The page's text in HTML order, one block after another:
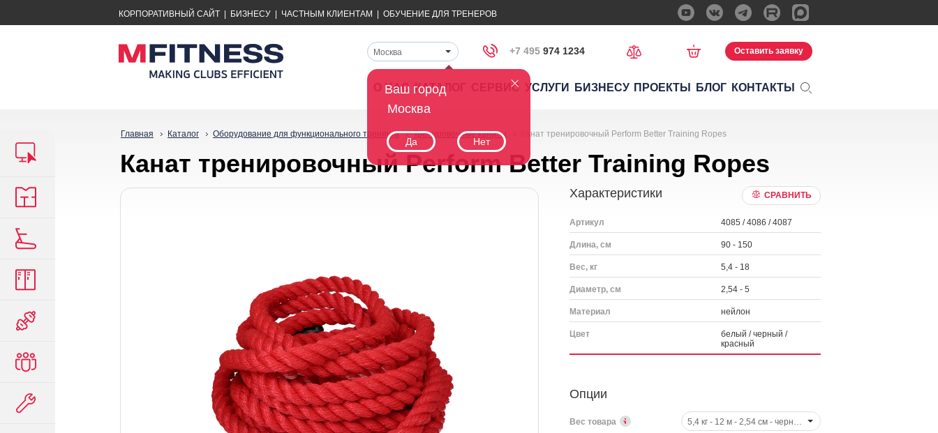
КОРПОРАТИВНЫЙ САЙТ БИЗНЕСУ ЧАСТНЫМ КЛИЕНТАМ ОБУЧЕНИЕ ДЛЯ ТРЕНЕРОВ
Ваш город
Москва
Да Нет
Москва +7 495 974 1234 Оставить заявку
О НАС КАТАЛОГ СЕРВИС УСЛУГИ БИЗНЕСУ ПРОЕКТЫ БЛОГ КОНТАКТЫ
Главная Каталог Оборудование для функционального тренинга Тренировочные канаты Канат тренировочный Perform Better Training Ropes
Канат тренировочный Perform Better Training Ropes
Характеристики СРАВНИТЬ
Артикул 4085 / 4086 / 4087
Длина, см 90 - 150
Вес, кг 5,4 - 18
Диаметр, см 2,54 - 5
Материал нейлон
Цвет
белый / черный /
красный
Опции
Вес товара 5,4 кг - 12 м - 2,54 см - черный, арт. 7225